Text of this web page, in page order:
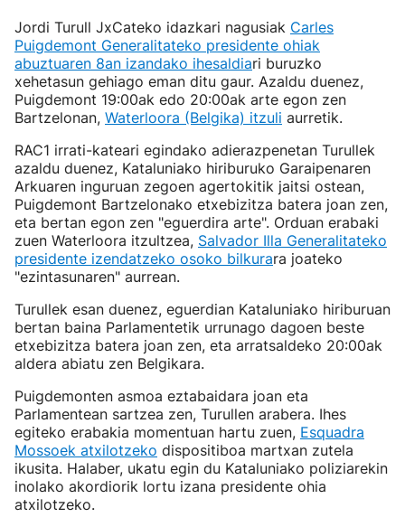
Jordi Turull JxCateko idazkari nagusiak Carles
Puigdemont Generalitateko presidente ohiak
abuztuaren 8an izandako ihesaldiari buruzko
xehetasun gehiago eman ditu gaur. Azaldu duenez,
Puigdemont 19:00ak edo 20:00ak arte egon zen
Bartzelonan, Waterloora (Belgika) itzuli aurretik.
RAC1 irrati-kateari egindako adierazpenetan Turullek
azaldu duenez, Kataluniako hiriburuko Garaipenaren
Arkuaren inguruan zegoen agertokitik jaitsi ostean,
Puigdemont Bartzelonako etxebizitza batera joan zen,
eta bertan egon zen "eguerdira arte". Orduan erabaki
zuen Waterloora itzultzea, Salvador Illa Generalitateko
presidente izendatzeko osoko bilkurara joateko
"ezintasunaren" aurrean.
Turullek esan duenez, eguerdian Kataluniako hiriburuan
bertan baina Parlamentetik urrunago dagoen beste
etxebizitza batera joan zen, eta arratsaldeko 20:00ak
aldera abiatu zen Belgikara.
Puigdemonten asmoa eztabaidara joan eta
Parlamentean sartzea zen, Turullen arabera. Ihes
egiteko erabakia momentuan hartu zuen, Esquadra
Mossoek atxilotzeko dispositiboa martxan zutela
ikusita. Halaber, ukatu egin du Kataluniako poliziarekin
inolako akordiorik lortu izana presidente ohia
atxilotzeko.